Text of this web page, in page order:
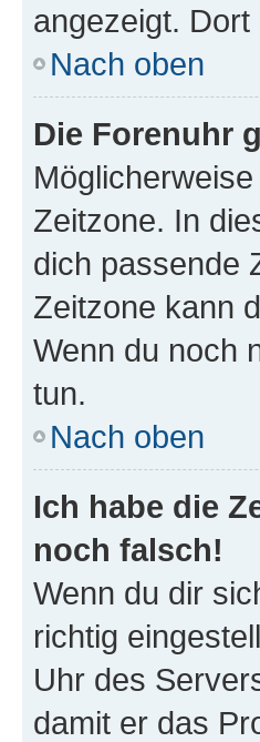
angezeigt.
Nach oben
Die Forenuhr
Zeitzone. In
dich passende
Zeitzone kann
Wenn du noch
tun.
Nach oben
Ich habe die
noch falsch!
Wenn du dir
richtig
Uhr des
damit er das